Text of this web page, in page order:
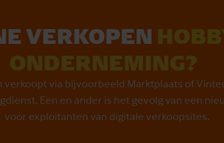
VERKOPEN
ONDERNEMING?
verkoopt via bijvoorbeeld Marktplaats of
Een en ander is het gevolg van een
voor exploitanten van digitale verkoopsites.